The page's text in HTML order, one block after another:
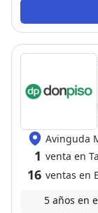
realizado.
10.
Avinguda
1 venta en
16 ventas en
5 años en